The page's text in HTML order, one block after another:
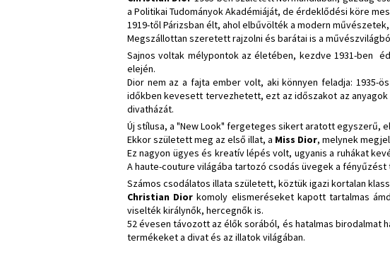
a Politikai Tudományok Akadémiáját, de érdeklődési köre
1919-től Párizsban élt, ahol elbűvölték a modern
Megszállottan szeretett rajzolni és barátai is a
Sajnos voltak mélypontok az életében, kezdve 1931-ben
elején.
Dior nem az a fajta ember volt, aki könnyen feladja:
időkben kevesett tervezhetett, ezt az időszakot az
divatházát.
Új stílusa, a "New Look" fergeteges sikert aratott egyszerű,
Ekkor született meg az első illat, a Miss Dior, melynek
Ez nagyon ügyes és kreatív lépés volt, ugyanis a ruhákat
A haute-couture világába tartozó csodás üvegek a fényűzést
Számos csodálatos illata született, köztük igazi kortalan
Christian Dior komoly elismeréseket kapott tartalmas
viselték királynők, hercegnők is.
52 évesen távozott az élők sorából, és hatalmas birodalmat
termékeket a divat és az illatok világában.